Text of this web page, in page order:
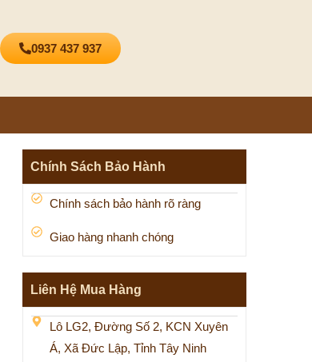
0937 437 937
Chính Sách Bảo Hành
Chính sách bảo hành rõ ràng
Giao hàng nhanh chóng
Liên Hệ Mua Hàng
Lô LG2, Đường Số 2, KCN Xuyên
Á, Xã Đức Lập, Tỉnh Tây Ninh